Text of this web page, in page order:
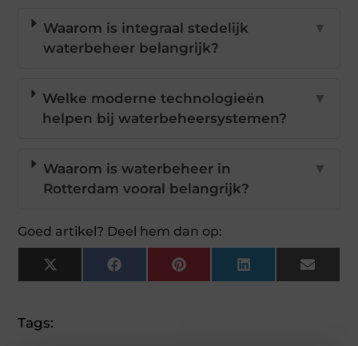
Waarom is integraal stedelijk
waterbeheer belangrijk?
▼
Welke moderne technologieën
helpen bij waterbeheersystemen?
▼
Waarom is waterbeheer in
Rotterdam vooral belangrijk?
▼
Goed artikel? Deel hem dan op:
X
(Twitter)
FacebookPinterestLinkedInEmail
Tags: